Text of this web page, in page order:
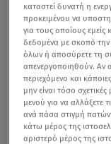
καταστεί δυνατή η
προκειμένου να
για τους οποίους εμείς
δεδομένα με σκοπό
όλων ή αποσύρετε τη
απενεργοποιηθούν. Αν
περιεχόμενο και
μην είναι τόσο
μενού για να αλλάξετε
ανά πάσα στιγμή
κάτω μέρος της
αριστερό μέρος της